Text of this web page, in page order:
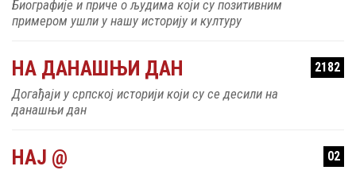
Биографије и приче о људима који су позитивним
примером ушли у нашу историју и културу
НА ДАНАШЊИ ДАН 2182
Догађаји у српској историји који су се десили на
данашњи дан
НАЈ @ 02